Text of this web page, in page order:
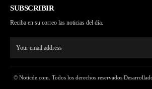
SUBSCRIBIR
Reciba en su correo las noticias del día.
© Noticde.com. Todos los derechos reservados